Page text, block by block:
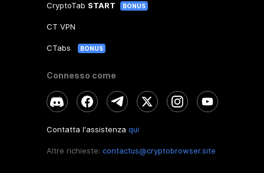
CryptoTab START BONUS
CT VPN
CTabs BONUS
Connesso come
Contatta l'assistenza qui
Altre richieste: contactus@cryptobrowser.site